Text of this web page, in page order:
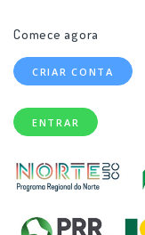
Comece agora
CRIAR CONTA
ENTRAR